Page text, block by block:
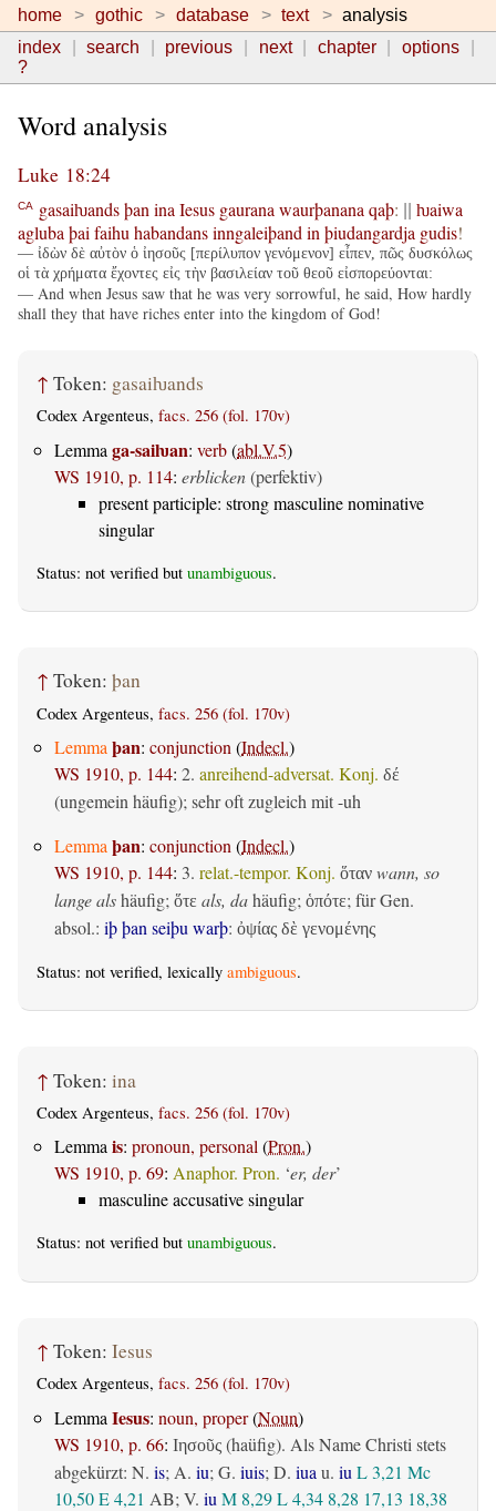
home gothic database text
analysis
index
search previous next chapter
options
?
Word analysis
Luke 18:24
CA gasaiƕandsþan ina Iesus gaurana waurþanana qaþ:
ƕaiwa
agluba þai faihu habandansinngaleiþand in þiudangardja gudis!
— ἰδὼν δὲ αὐτὸν ὁ ἰησοῦς [περίλυπον γενόμενον] εἶπεν, πῶς δυσκόλως
οἱ τὰ χρήματα ἔχοντες εἰς τὴν βασιλείαν τοῦ θεοῦ εἰσπορεύονται:
— And when Jesus saw that he was very sorrowful, he said, How hardly
shall they that have riches enter into the kingdom of God!
↑ Token: gasaiƕands
Codex Argenteus, facs. 256 (fol. 170v)
Lemma ga-saiƕan: verb(abl.V.5)
WS 1910, p. 114: erblicken(perfektiv)
present participle: strong masculine nominative
singular
Status: not verified but unambiguous.
↑ Token: þan
Codex Argenteus, facs. 256 (fol. 170v)
Lemma þan: conjunction (Indecl.)
WS 1910, p. 144: 2. anreihend-adversat. Konj. δέ
(ungemein häufig); sehr oft zugleich mit -uh
Lemma þan: conjunction (Indecl.)
WS 1910, p. 144: 3. relat.-tempor. Konj. ὅταν wann, so
lange alshäufig; ὅτε als, dahäufig; ὁπότε; für Gen.
absol.: iþ þan seiþu warþ: ὀψίας δὲ γενομένης
Status: not verified, lexically ambiguous.
↑ Token: ina
Codex Argenteus, facs. 256 (fol. 170v)
Lemmais: pronoun, personal(Pron.)
WS 1910, p. 69: Anaphor. Pron. ‘er, der’
masculine accusative singular
Status: not verified but unambiguous.
↑ Token: Iesus
Codex Argenteus, facs. 256 (fol. 170v)
Lemma Iesus: noun, proper(Noun)
WS 1910, p. 66: Ιησοῦς (haüfig). Als Name Christi stets
abgekürzt: N. is; A. iu; G. iuis; D. iua u. iu L 3,21 Mc
10,50E 4,21 AB; V. iu M 8,29L 4,34 8,28 17,13 18,38